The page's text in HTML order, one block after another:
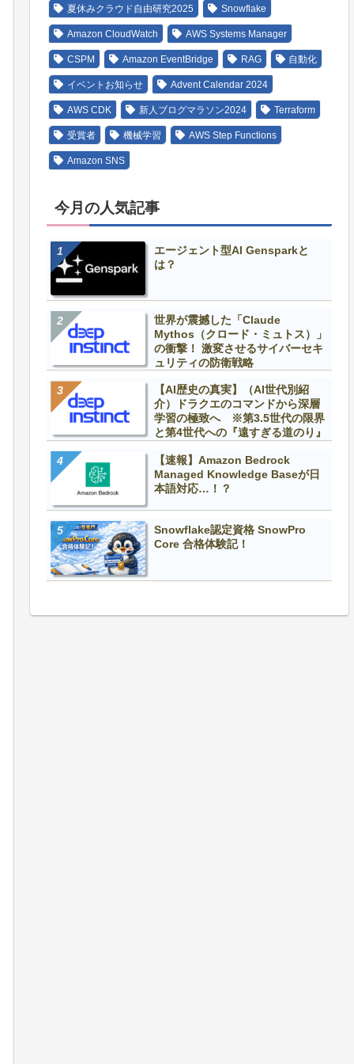
夏休みクラウド自由研究2025 Snowflake
Amazon CloudWatch AWS Systems Manager
CSPM Amazon EventBridge RAG 自動化
イベントお知らせ Advent Calendar 2024
AWS CDK 新人ブログマラソン2024 Terraform
受賞者 機械学習 AWS Step Functions
Amazon SNS
今月の人気記事
エージェント型AI Gensparkと
は？
世界が震撼した「Claude
Mythos（クロード・ミュトス）」
の衝撃！ 激変させるサイバーセキ
ュリティの防衛戦略
【AI歴史の真実】（AI世代別紹
介）ドラクエのコマンドから深層
学習の極致へ ※第3.5世代の限界
と第4世代への『遠すぎる道のり』
【速報】Amazon Bedrock
Managed Knowledge Baseが日
本語対応…！？
Snowflake認定資格 SnowPro
Core 合格体験記！